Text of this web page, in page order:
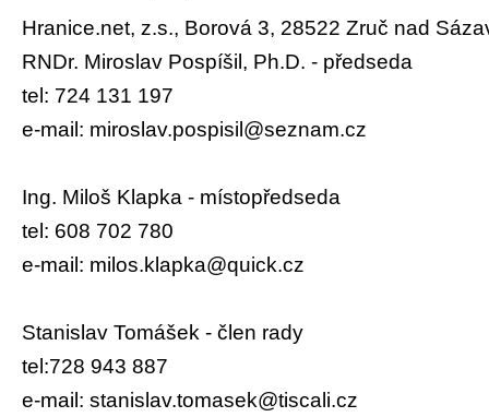
Hranice.net, z.s., Borová 3, 28522 Zruč nad
RNDr. Miroslav Pospíšil, Ph.D. - předseda
tel: 724 131 197
e-mail: miroslav.pospisil@seznam.cz
Ing. Miloš Klapka - místopředseda
tel: 608 702 780
e-mail: milos.klapka@quick.cz
Stanislav Tomášek - člen rady
tel:728 943 887
e-mail: stanislav.tomasek@tiscali.cz